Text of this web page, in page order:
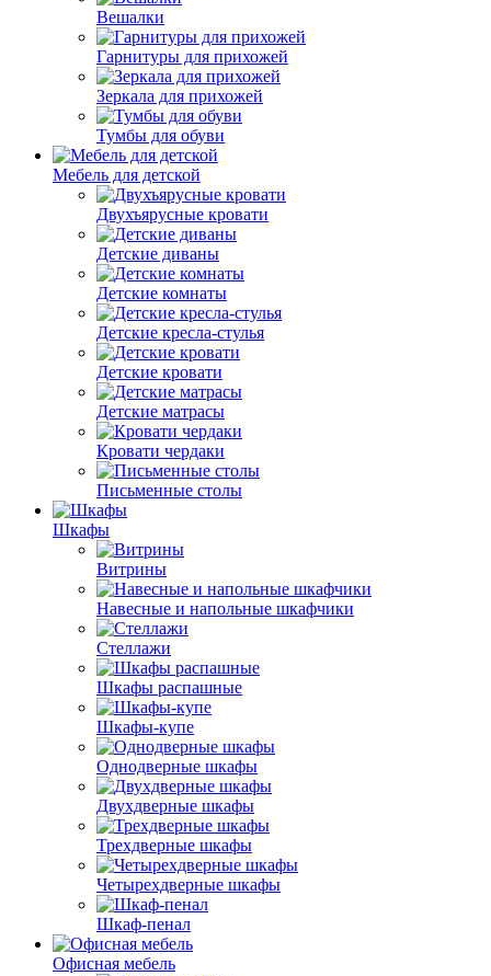
Вешалки
Гарнитуры для прихожей
Зеркала для прихожей
Тумбы для обуви
Мебель для детской
Двухъярусные кровати
Детские диваны
Детские комнаты
Детские кресла-стулья
Детские кровати
Детские матрасы
Кровати чердаки
Письменные столы
Шкафы
Витрины
Навесные и напольные шкафчики
Стеллажи
Шкафы распашные
Шкафы-купе
Однодверные шкафы
Двухдверные шкафы
Трехдверные шкафы
Четырехдверные шкафы
Шкаф-пенал
Офисная мебель